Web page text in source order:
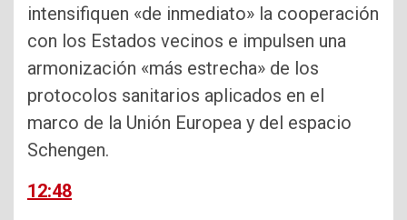
intensifiquen «de inmediato» la cooperación
con los Estados vecinos e impulsen una
armonización «más estrecha» de los
protocolos sanitarios aplicados en el
marco de la Unión Europea y del espacio
Schengen.
12:48